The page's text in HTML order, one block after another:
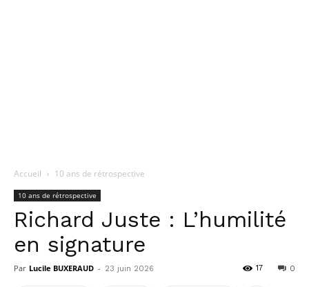
Accueil 10 ans de rétrospective
10 ans de rétrospective
Richard Juste : L’humilité
en signature
Par Lucile BUXERAUD - 23 juin 2026 0
17